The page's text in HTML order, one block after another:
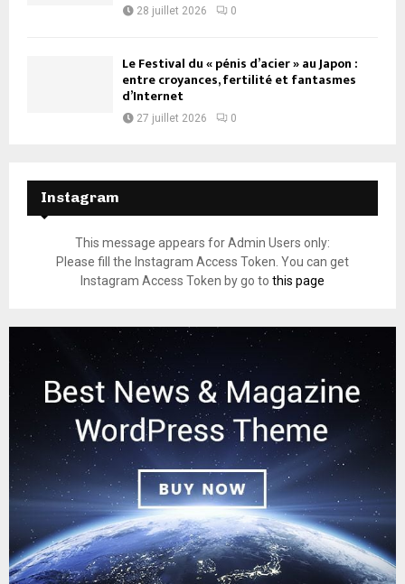
28 juillet 2026 0
Le Festival du « pénis d’acier » au Japon :
entre croyances, fertilité et fantasmes
d’Internet
27 juillet 2026 0
Instagram
This message appears for Admin Users only:
Please fill the Instagram Access Token. You can get
Instagram Access Token by go to this page